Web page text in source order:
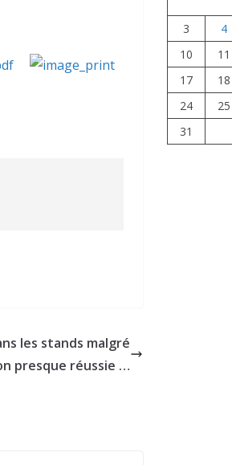
les stands malgré
presque réussie …
3
4
10
11
17
18
24
25
31